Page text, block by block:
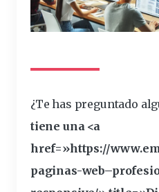
¿Te has preguntado
tiene una <a
href=»https://
paginas-web–